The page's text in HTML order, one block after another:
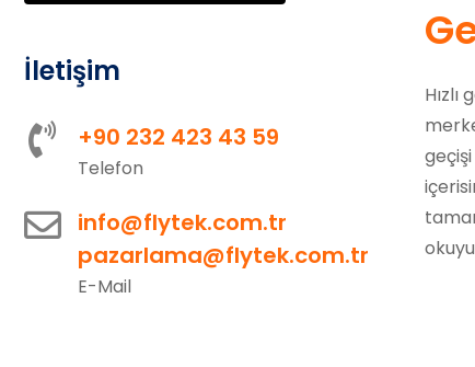
İletişim
+90 232 423 43 59
Telefon
info@flytek.com.tr
pazarlama@flytek.com.tr
E-Mail